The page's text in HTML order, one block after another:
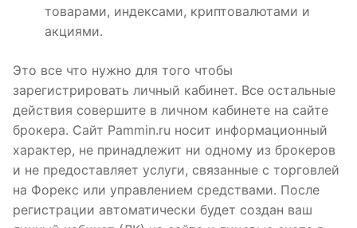
товарами, индексами, криптовалютами и
акциями.
Это все что нужно для того чтобы
зарегистрировать личный кабинет. Все остальные
действия совершите в личном кабинете на сайте
брокера. Сайт Pammin.ru носит информационный
характер, не принадлежит ни одному из брокеров
и не предоставляет услуги, связанные с торговлей
на Форекс или управлением средствами. После
регистрации автоматически будет создан ваш